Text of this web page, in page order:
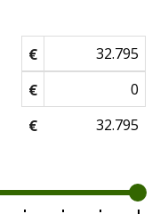
€
€
€